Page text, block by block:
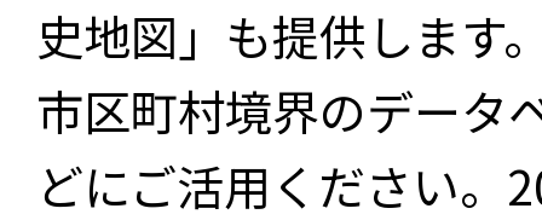
史地図」も提供します
市区町村境界のデータ
どにご活用ください。